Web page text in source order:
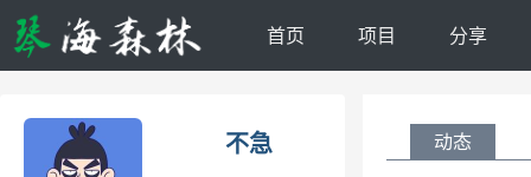
首页 项目 分享
不急 动态